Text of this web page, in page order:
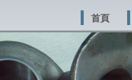
首頁